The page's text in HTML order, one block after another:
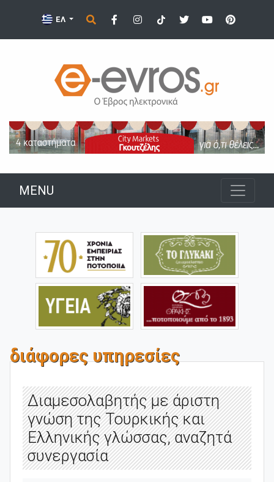
ΕΛ
MENU
διάφορες υπηρεσίες
Διαμεσολαβητής με άριστη
γνώση της Τουρκικής και
Ελληνικής γλώσσας, αναζητά
συνεργασία